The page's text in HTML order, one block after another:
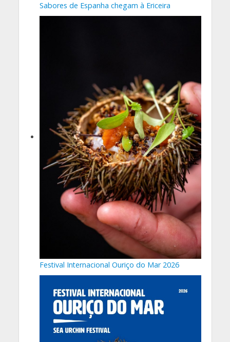
Sabores de Espanha chegam à Ericeira
Festival Internacional Ouriço do Mar 2026